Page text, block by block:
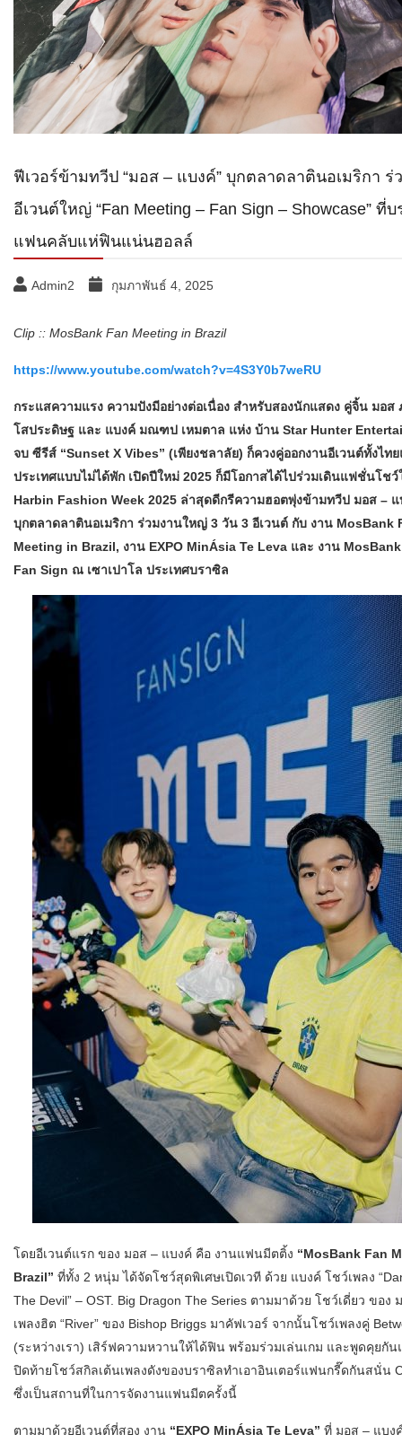
ฟีเวอร์ข้ามทวีป “มอส – แบงค์” บุกตลาดลาตินอเมริกา ร่
อีเวนต์ใหญ่ “Fan Meeting – Fan Sign – Showcase” ที่
แฟนคลับแห่ฟินแน่นฮอลล์
Admin2 กุมภาพันธ์ 4, 2025
Clip :: MosBank Fan Meeting in Brazil
https://www.youtube.com/watch?v=4S3Y0b7weRU
กระแสความแรง ความปังมีอย่างต่อเนื่อง สำหรับสองนักแสดง คู่จิ้น มอ
โสประดิษฐ และ แบงค์ มณฑป เหมตาล แห่ง บ้าน Star Hunter
จบ ซีรีส์ “Sunset X Vibes” (เพียงชลาลัย) ก็ควงคู่ออกงานอีเวนต์ทั้งไท
ประเทศแบบไม่ได้พัก เปิดปีใหม่ 2025 ก็มีโอกาสได้ไปร่วมเดินแฟชั่นโชว์
Harbin Fashion Week 2025 ล่าสุดดีกรีความฮอตพุ่งข้ามทวีป มอส – แ
บุกตลาดลาตินอเมริกา ร่วมงานใหญ่ 3 วัน 3 อีเวนต์ กับ งาน MosBank
Meeting in Brazil, งาน EXPO MinÁsia Te Leva และ งาน
Fan Sign ณ เซาเปาโล ประเทศบราซิล
โดยอีเวนต์แรก ของ มอส – แบงค์ คือ งานแฟนมีตติ้ง “MosBank Fan
Brazil” ที่ทั้ง 2 หนุ่ม ได้จัดโชว์สุดพิเศษเปิดเวที ด้วย แบงค์ โชว์เพลง
The Devil” – OST. Big Dragon The Series ตามมาด้วย โชว์เดี่ยว ของ
เพลงฮิต “River” ของ Bishop Briggs มาคัฟเวอร์ จากนั้นโชว์เพลงคู่
(ระหว่างเรา) เสิร์ฟความหวานให้ได้ฟิน พร้อมร่วมเล่นเกม และพูดคุยกั
ปิดท้ายโชว์สกิลเต้นเพลงดังของบราซิลทำเอาอินเตอร์แฟนกรี๊ดกันสนั่น
ซึ่งเป็นสถานที่ในการจัดงานแฟนมีตครั้งนี้
ตามมาด้วยอีเวนต์ที่สอง งาน “EXPO MinÁsia Te Leva” ที่ มอส – แบง